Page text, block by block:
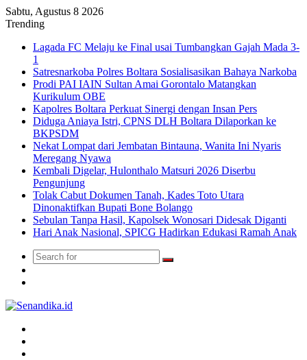
Sabtu, Agustus 8 2026
Trending
Lagada FC Melaju ke Final usai Tumbangkan Gajah Mada 3-
1
Satresnarkoba Polres Boltara Sosialisasikan Bahaya Narkoba
Prodi PAI IAIN Sultan Amai Gorontalo Matangkan
Kurikulum OBE
Kapolres Boltara Perkuat Sinergi dengan Insan Pers
Diduga Aniaya Istri, CPNS DLH Boltara Dilaporkan ke
BKPSDM
Nekat Lompat dari Jembatan Bintauna, Wanita Ini Nyaris
Meregang Nyawa
Kembali Digelar, Hulonthalo Matsuri 2026 Diserbu
Pengunjung
Tolak Cabut Dokumen Tanah, Kades Toto Utara
Dinonaktifkan Bupati Bone Bolango
Sebulan Tanpa Hasil, Kapolsek Wonosari Didesak Diganti
Hari Anak Nasional, SPICG Hadirkan Edukasi Ramah Anak
Search